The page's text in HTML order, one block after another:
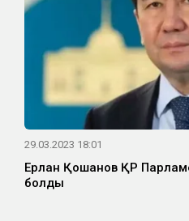
29.03.2023 18:01
Ерлан Қошанов ҚР
болды